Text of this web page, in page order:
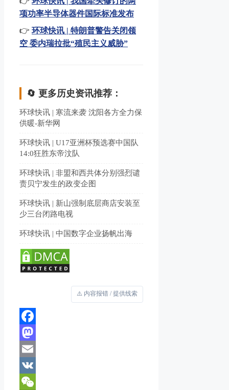
项功率半导体器件国际标准发布
👉 环球快讯 | 特朗普警告关闭领
空 委内瑞拉批“殖民主义威胁”
🔄 更多历史资讯推荐：
环球快讯 | 寒流来袭 沈阳各方全力保
供暖-新华网
环球快讯 | U17亚洲杯预选赛中国队
14:0狂胜东帝汶队
环球快讯 | 非盟和西共体分别强烈谴
责贝宁发生的政变企图
环球快讯 | 新山强制底层商店安装至
少三台闭路电视
环球快讯 | 中国数字企业扬帆出海
⚠️ 内容报错 / 提供线索
Facebook
Mastodon
Email
VK